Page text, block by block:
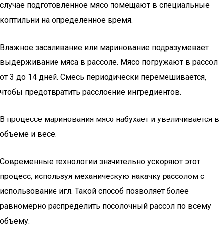
случае подготовленное мясо помещают в специальные
коптильни на определенное время.
Влажное засаливание или маринование подразумевает
выдерживание мяса в рассоле. Мясо погружают в рассол
от 3 до 14 дней. Смесь периодически перемешивается,
чтобы предотвратить расслоение ингредиентов.
В процессе маринования мясо набухает и увеличивается в
объеме и весе.
Современные технологии значительно ускоряют этот
процесс, используя механическую накачку рассолом с
использование игл. Такой способ позволяет более
равномерно распределить посолочный рассол по всему
объему.